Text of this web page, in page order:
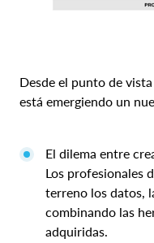
Desde el punto de
está emergiendo un
El dilema entre
Los profesionales
terreno los datos,
combinando las
adquiridas.